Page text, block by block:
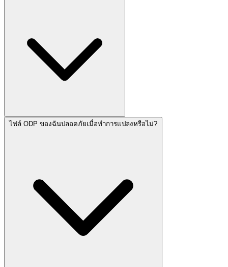
ไฟล์ ODP ของฉันปลอดภัยเมื่อทำการแปลงหรือไม่?